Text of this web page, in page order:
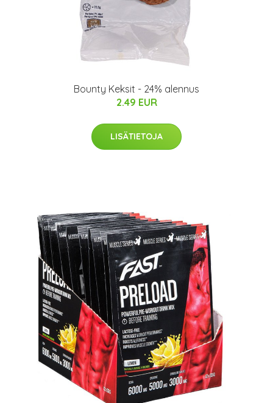
Bounty Keksit - 24% alennus
2.49 EUR
LISÄTIETOJA